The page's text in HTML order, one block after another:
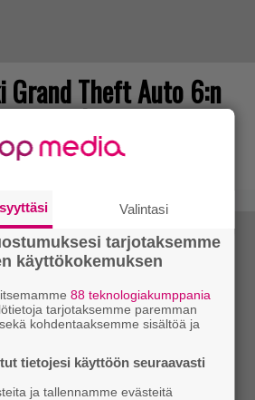
Grand Theft Auto 6:n
tulee pian
Valintasi
tarjotaksemme
käyttökokemuksen
88 teknologiakumppania
tarjotaksemme paremman
kohdentaaksemme sisältöä ja
tietojesi käyttöön seuraavasti
ja tallennamme evästeitä